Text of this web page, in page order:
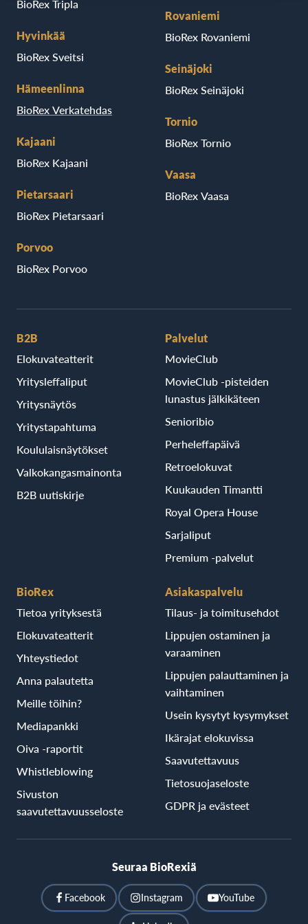
BioRex Tripla
Hyvinkää
BioRex Sveitsi
Hämeenlinna
BioRex Verkatehdas
Kajaani
BioRex Kajaani
Pietarsaari
BioRex Pietarsaari
Porvoo
BioRex Porvoo
Rovaniemi
BioRex Rovaniemi
Seinäjoki
BioRex Seinäjoki
Tornio
BioRex Tornio
Vaasa
BioRex Vaasa
B2B
Elokuvateatterit
Yritysleffaliput
Yritysnäytös
Yritystapahtuma
Koululaisnäytökset
Valkokangasmainonta
B2B uutiskirje
Palvelut
MovieClub
MovieClub -pisteiden
lunastus jälkikäteen
Senioribio
Perheleffapäivä
Retroelokuvat
Kuukauden Timantti
Royal Opera House
Sarjaliput
Premium -palvelut
BioRex
Tietoa yrityksestä
Elokuvateatterit
Yhteystiedot
Anna palautetta
Meille töihin?
Mediapankki
Oiva -raportit
Whistleblowing
Sivuston
saavutettavuusseloste
Asiakaspalvelu
Tilaus- ja toimitusehdot
Lippujen ostaminen ja
varaaminen
Lippujen palauttaminen ja
vaihtaminen
Usein kysytyt kysymykset
Ikärajat elokuvissa
Saavutettavuus
Tietosuojaseloste
GDPR ja evästeet
Seuraa BioRexiä
Facebook Instagram YouTube